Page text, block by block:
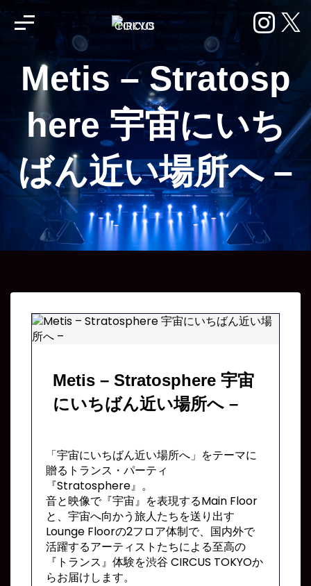
Skip
エンターテイメントスペース
Metis – Stratosp
here 宇宙にいち
ばん近い場所へ –
Metis – Stratosphere 宇宙
にいちばん近い場所へ –
「宇宙にいちばん近い場所へ」をテーマに
贈るトランス・パーティ
『Stratosphere』。
音と映像で『宇宙』を表現するMain Floor
と、宇宙へ向かう旅人たちを送り出す
Lounge Floorの2フロア体制で、国内外で
活躍するアーティストたちによる至高の
『トランス』体験を渋谷 CIRCUS TOKYOか
らお届けします。